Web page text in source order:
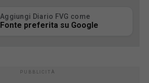
Aggiungi Diario FVG come
Fonte preferita su Google